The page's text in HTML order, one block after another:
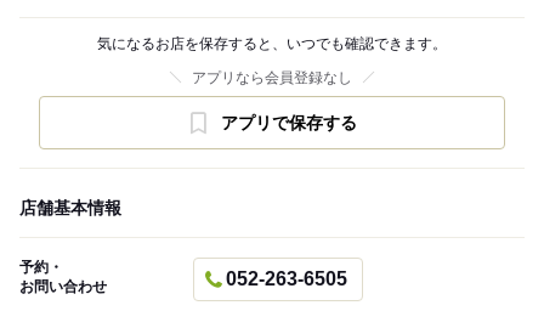
気になるお店を保存すると、いつでも確認できます。
アプリなら会員登録なし
アプリで保存する
店舗基本情報
予約・
お問い合わせ
052-263-6505